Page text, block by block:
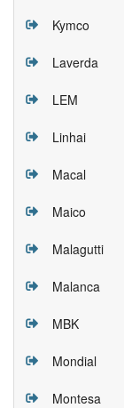
Kymco
Laverda
LEM
Linhai
Macal
Maico
Malagutti
Malanca
MBK
Mondial
Montesa